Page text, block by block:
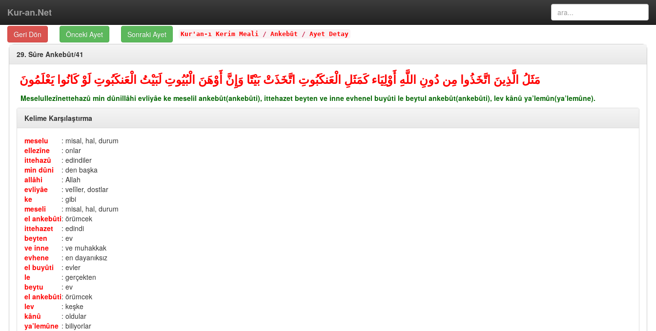
Kur-an.Net
Geri Dön Önceki Ayet Sonraki Ayet Kur'an-ı Kerim Meali / Ankebût / Ayet Detay
29. Sûre Ankebût/41
مَثَلُ الَّذِينَ اتَّخَذُوا مِن دُونِ اللَّهِ أَوْلِيَاء كَمَثَلِ الْعَنكَبُوتِ اتَّخَذَتْ بَيْتًا وَإِنَّ أَوْهَنَ الْبُيُوتِ لَبَيْتُ الْعَنكَبُوتِ لَوْ كَانُوا يَعْلَمُونَ
Meselullezînettehazû min dûnillâhi evliyâe ke meselil ankebût(ankebûti), ittehazet beyten ve inne evhenel buyûti le beytul ankebût(ankebûti), lev kânû ya’lemûn(ya’lemûne).
Kelime Karşılaştırma
meselu
: misal, hal, durum
ellezîne
: onlar
ittehazû
: edindiler
min dûni
: den başka
allâhi
: Allah
evliyâe
: velîler, dostlar
ke
: gibi
meseli
: misal, hal, durum
el ankebûti: örümcek
ittehazet
: edindi
beyten
: ev
ve inne
: ve muhakkak
evhene
: en dayanıksız
el buyûti
: evler
le
: gerçekten
beytu
: ev
el ankebûti: örümcek
lev
: keşke
kânû
: oldular
ya’lemûne : biliyorlar